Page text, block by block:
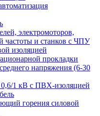
электромоторов,
частоты и станков с ЧПУ
изоляцией
прокладки
напряжения (6-30
1 кВ с ПВХ-изоляцией
горения силовой